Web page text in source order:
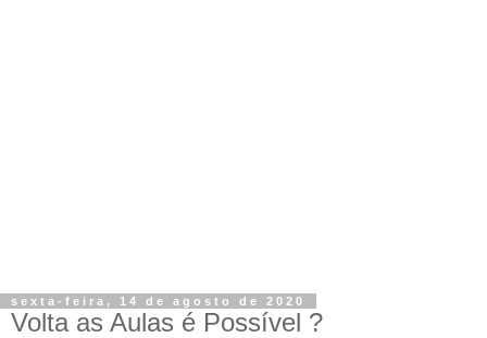
sexta-feira, 14 de agosto de 2020
Volta as Aulas é Possível ?